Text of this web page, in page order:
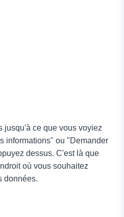
jusqu'à ce que vous voyiez
informations" ou "Demander
dessus. C'est là que
où vous souhaitez
données.